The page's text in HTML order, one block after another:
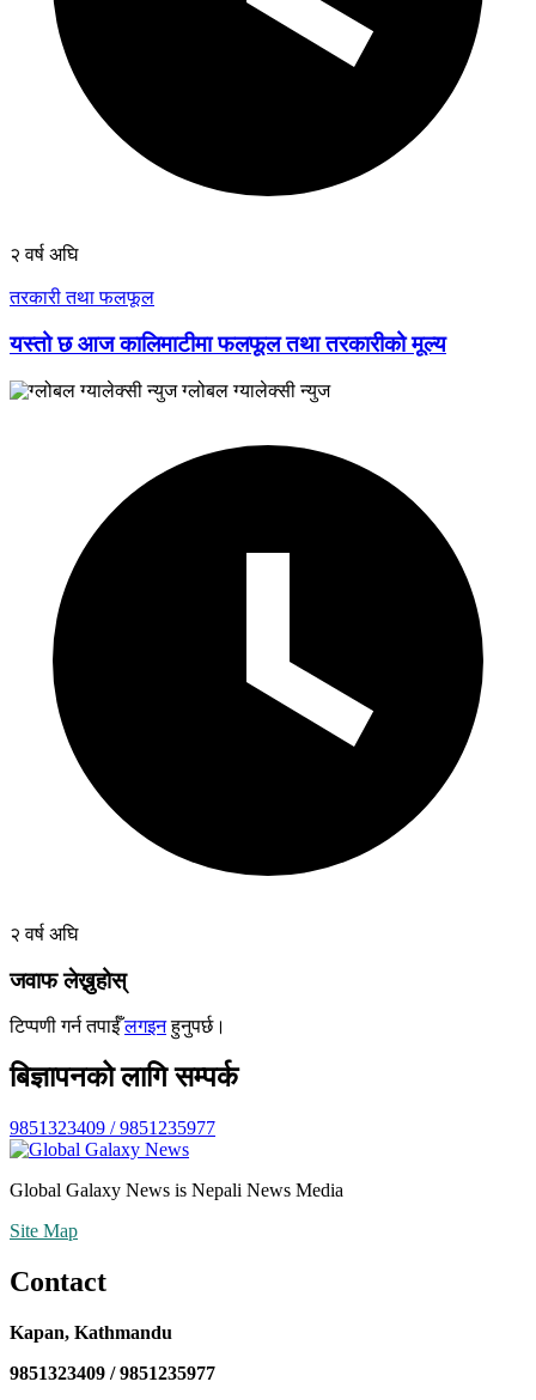
२ वर्ष अघि
तरकारी तथा फलफूल
यस्तो छ आज कालिमाटीमा फलफूल तथा तरकारीको मूल्य
ग्लोबल ग्यालेक्सी न्युज
२ वर्ष अघि
जवाफ लेख्नुहोस्
टिप्पणी गर्न तपाईँलगइनहुनुपर्छ।
बिज्ञापनको लागि सम्पर्क
9851323409 / 9851235977
Global Galaxy News is Nepali News Media
Site Map
Contact
Kapan, Kathmandu
9851323409 / 9851235977